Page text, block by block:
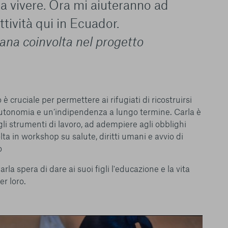
del funzionamento
l’esperienza di
i nostri
Web e le app di
e sarà
vivere. Ora mi aiuteranno ad
qui in Ecuador.
coinvolta nel progetto
cruciale per permettere ai rifugiati di ricostruirsi
e un’indipendenza a lungo termine. Carla è
strumenti di lavoro, ad adempiere agli obblighi
in workshop su salute, diritti umani e avvio di
spera di dare ai suoi figli l'educazione e la vita
loro.